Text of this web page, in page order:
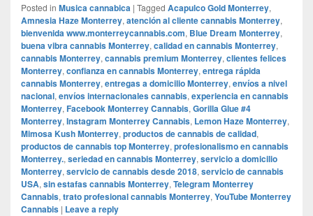
Posted in Musica cannabica | Tagged Acapulco Gold Monterrey,
Amnesia Haze Monterrey, atención al cliente cannabis Monterrey,
bienvenida www.monterreycannabis.com, Blue Dream Monterrey,
buena vibra cannabis Monterrey, calidad en cannabis Monterrey,
cannabis Monterrey, cannabis premium Monterrey, clientes felices
Monterrey, confianza en cannabis Monterrey, entrega rápida
cannabis Monterrey, entregas a domicilio Monterrey, envíos a nivel
nacional, envíos internacionales cannabis, experiencia en cannabis
Monterrey, Facebook Monterrey Cannabis, Gorilla Glue #4
Monterrey, Instagram Monterrey Cannabis, Lemon Haze Monterrey,
Mimosa Kush Monterrey, productos de cannabis de calidad,
productos de cannabis top Monterrey, profesionalismo en cannabis
Monterrey., seriedad en cannabis Monterrey, servicio a domicilio
Monterrey, servicio de cannabis desde 2018, servicio de cannabis
USA, sin estafas cannabis Monterrey, Telegram Monterrey
Cannabis, trato profesional cannabis Monterrey, YouTube Monterrey
Cannabis | Leave a reply